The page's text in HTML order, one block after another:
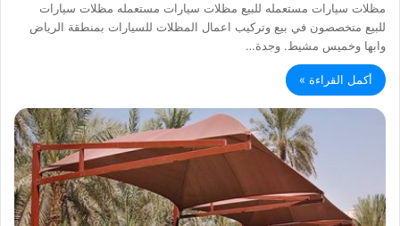
مظلات سيارات مستعمله للبيع مظلات سيارات مستعمله مظلات سيارات
للبيع متخصصون في بيع وتركيب اعمال المظلات للسيارات بمنطقة الرياض
وابها وخميس مشيط. وجدة…
أكمل القراءة »